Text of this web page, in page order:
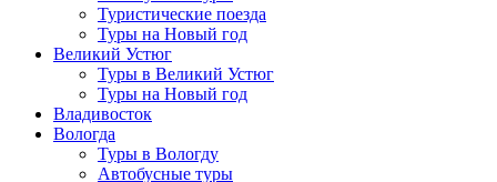
Туристические поезда
Туры на Новый год
Великий Устюг
Туры в Великий Устюг
Туры на Новый год
Владивосток
Вологда
Туры в Вологду
Автобусные туры